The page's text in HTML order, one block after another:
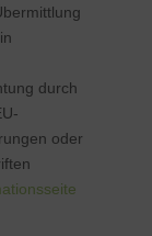
durch
oder